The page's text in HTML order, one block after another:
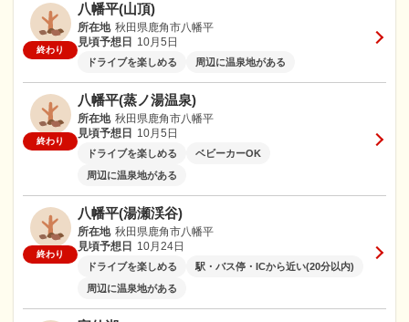
終わり
八幡平(山頂)
所在地 秋田県鹿角市八幡平
見頃予想日
10月5日
ドライブを楽しめる 周辺に温泉地がある
終わり
八幡平(蒸ノ湯温泉)
所在地 秋田県鹿角市八幡平
見頃予想日
10月5日
ドライブを楽しめる
ベビーカーOK
周辺に温泉地がある
終わり
八幡平(湯瀬渓谷)
所在地 秋田県鹿角市八幡平
見頃予想日
10月24日
ドライブを楽しめる
駅・バス停・ICから近い(20分以内)
周辺に温泉地がある